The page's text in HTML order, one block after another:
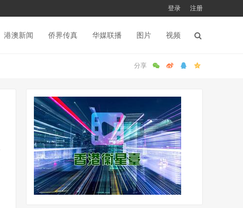
登录 注册
港澳新闻 侨界传真 华媒联播 图片 视频